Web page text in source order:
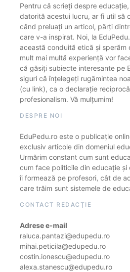
Pentru că scrieți despre
datorită acestui lucru, ar fi util să
când preluați un articol, părți
care v-a inspirat. Noi, la
această conduită etică și sperăm
mult mai multă experiență vor
că găsiți subiecte interesante pe
siguri că înțelegeți rugămintea
(cu link), ca o declarație
profesionalism. Vă mulțumim!
DESPRE NOI
EduPedu.ro este o publicație
exclusiv articole din domeniul
Urmărim constant cum sunt
cum face politicile din educație și
îi formează pe profesori, cât de
care trăim sunt sistemele de
CONTACT REDACȚIE
Adrese e-mail
raluca.pantazi@edupedu.ro
mihai.peticila@edupedu.ro
costin.ionescu@edupedu.ro
alexa.stanescu@edupedu.ro